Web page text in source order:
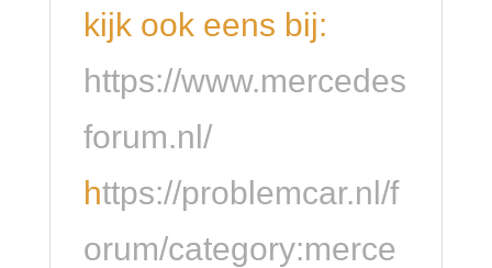
kijk ook eens bij:
https://www.mercedes
forum.nl/
https://problemcar.nl/f
orum/category:merce